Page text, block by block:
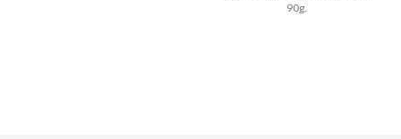
90g.